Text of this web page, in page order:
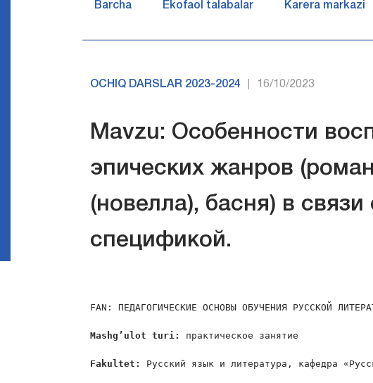
Barcha Ekofaol talabalar Karera markazi
OCHIQ DARSLAR 2023-2024 16/10/2023
Mavzu: Особенности
эпических жанров
(новелла), басня) в
спецификой.
FAN: ПЕДАГОГИЧЕСКИЕ ОСНОВЫ ОБУЧЕНИЯ РУССКОЙ
Mashg ’ ulot turi: практическое занятие
Fakultet : Русский язык и литература, кафедра